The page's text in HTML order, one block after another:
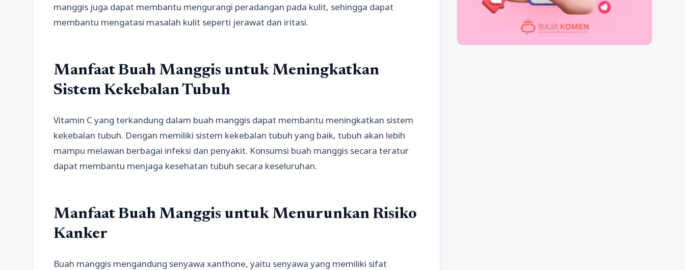
manggis juga dapat membantu mengurangi peradangan pada kulit, sehingga dapat
membantu mengatasi masalah kulit seperti jerawat dan iritasi.
Manfaat Buah Manggis untuk Meningkatkan
Sistem Kekebalan Tubuh
Vitamin C yang terkandung dalam buah manggis dapat membantu meningkatkan sistem
kekebalan tubuh. Dengan memiliki sistem kekebalan tubuh yang baik, tubuh akan lebih
mampu melawan berbagai infeksi dan penyakit. Konsumsi buah manggis secara teratur
dapat membantu menjaga kesehatan tubuh secara keseluruhan.
Manfaat Buah Manggis untuk Menurunkan Risiko
Kanker
Buah manggis mengandung senyawa xanthone, yaitu senyawa yang memiliki sifat